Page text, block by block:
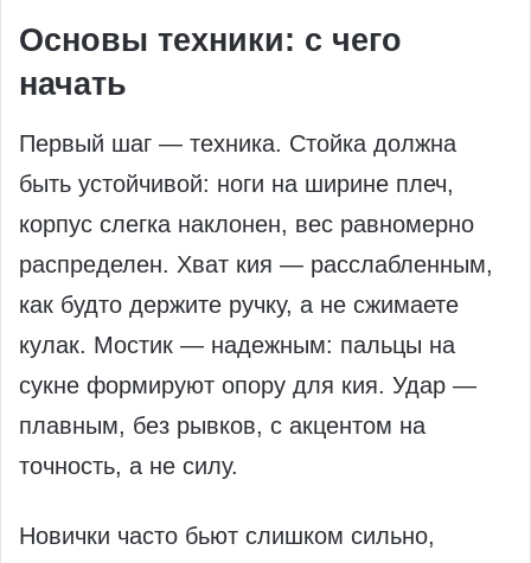
Основы техники: с чего
начать
Первый шаг — техника. Стойка должна
быть устойчивой: ноги на ширине плеч,
корпус слегка наклонен, вес равномерно
распределен. Хват кия — расслабленным,
как будто держите ручку, а не сжимаете
кулак. Мостик — надежным: пальцы на
сукне формируют опору для кия. Удар —
плавным, без рывков, с акцентом на
точность, а не силу.
Новички часто бьют слишком сильно,